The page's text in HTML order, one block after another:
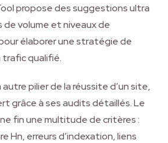
propose des suggestions ultra
volume et niveaux de
élaborer une stratégie de
qualifié.
pilier de la réussite d’un site,
grâce à ses audits détaillés. Le
fin une multitude de critères :
Hn, erreurs d’indexation, liens